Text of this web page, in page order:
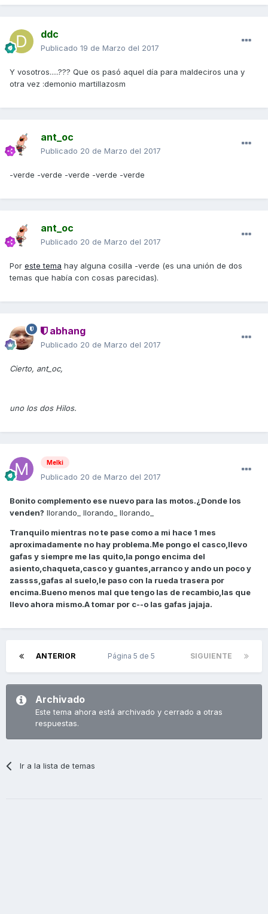
ddc
Publicado 19 de Marzo del 2017
Y vosotros.....??? Que os pasó aquel día para maldeciros una y
otra vez :demonio martillazosm
ant_oc
Publicado 20 de Marzo del 2017
-verde -verde -verde -verde -verde
ant_oc
Publicado 20 de Marzo del 2017
Por este tema hay alguna cosilla -verde (es una unión de dos
temas que había con cosas parecidas).
abhang
Publicado 20 de Marzo del 2017
Cierto, ant_oc,
uno los dos Hilos.
Melki
Publicado 20 de Marzo del 2017
Bonito complemento ese nuevo para las motos.¿Donde los
venden? llorando_ llorando_ llorando_
Tranquilo mientras no te pase como a mi hace 1 mes
aproximadamente no hay problema.Me pongo el casco,llevo
gafas y siempre me las quito,la pongo encima del
asiento,chaqueta,casco y guantes,arranco y ando un poco y
zassss,gafas al suelo,le paso con la rueda trasera por
encima.Bueno menos mal que tengo las de recambio,las que
llevo ahora mismo.A tomar por c--o las gafas jajaja.
ANTERIOR SIGUIENTE
Página 5 de 5
Archivado
Este tema ahora está archivado y cerrado a otras
respuestas.
Ir a la lista de temas